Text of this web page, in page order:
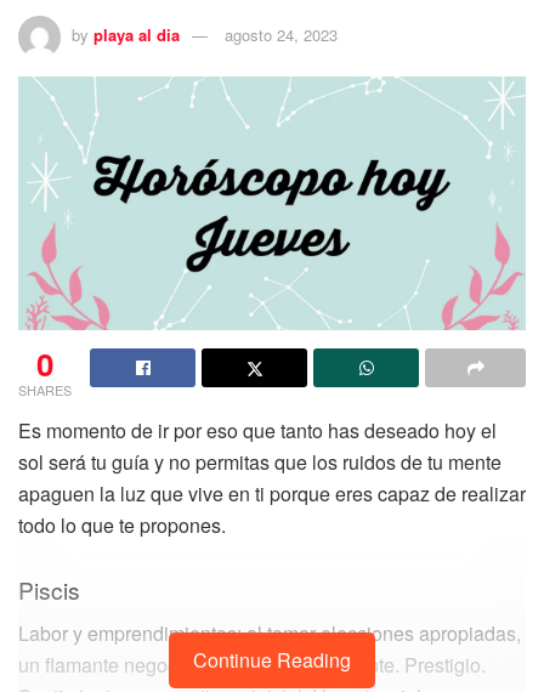
by playa al dia agosto 24, 2023
0
SHARES
Es momento de ir por eso que tanto has deseado hoy el
sol será tu guía y no permitas que los ruidos de tu mente
apaguen la luz que vive en ti porque eres capaz de realizar
todo lo que te propones.
Piscis
Labor y emprendimientos: al tomar elecciones apropiadas,
un flamante negocio resultará sobresaliente. Prestigio.
Continue Reading